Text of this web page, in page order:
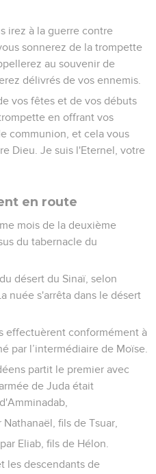
irez à la guerre contre
sonnerez de la trompette
au souvenir de
délivrés de vos ennemis.
vos fêtes et de vos débuts
en offrant vos
communion, et cela vous
Dieu. Je suis l'Eternel, votre
en route
mois de la deuxième
du tabernacle du
désert du Sinaï, selon
nuée s'arrêta dans le désert
effectuèrent conformément à
par l’intermédiaire de Moïse.
partit le premier avec
de Juda était
fils de Tsuar,
Eliab, fils de Hélon.
les descendants de